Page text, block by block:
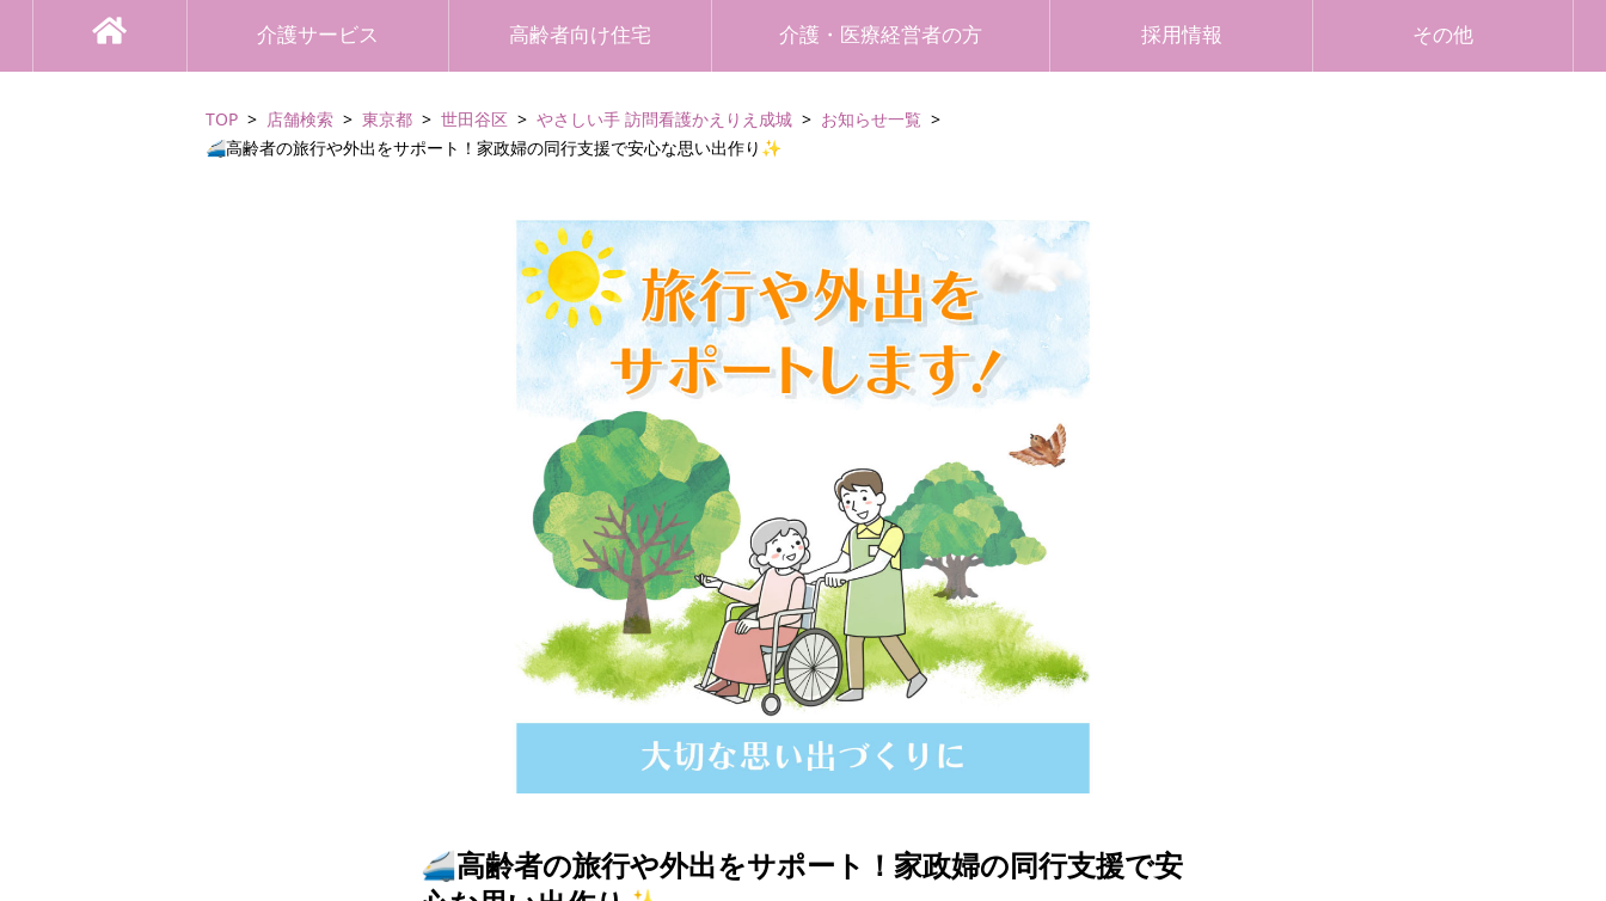
介護サービス 高齢者向け住宅 介護・医療経営者の方 採用情報 その他
TOP 店舗検索 東京都 世田谷区 やさしい手 訪問看護かえりえ成城
お知らせ一覧
🚄高齢者の旅行や外出をサポート！家政婦の同行支援で安心な思い出作り✨
🚄高齢者の旅行や外出をサポート！家政婦の同行支援で安